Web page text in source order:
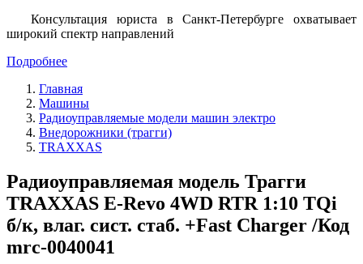
Консультация юриста в Санкт-Петербурге охватывает
широкий спектр направлений
Подробнее
Главная
Машины
Радиоуправляемые модели машин электро
Внедорожники (трагги)
TRAXXAS
Радиоуправляемая модель Трагги
TRAXXAS E-Revo 4WD RTR 1:10 TQi
б/к, влаг. сист. стаб. +Fast Charger /Код
mrc-0040041